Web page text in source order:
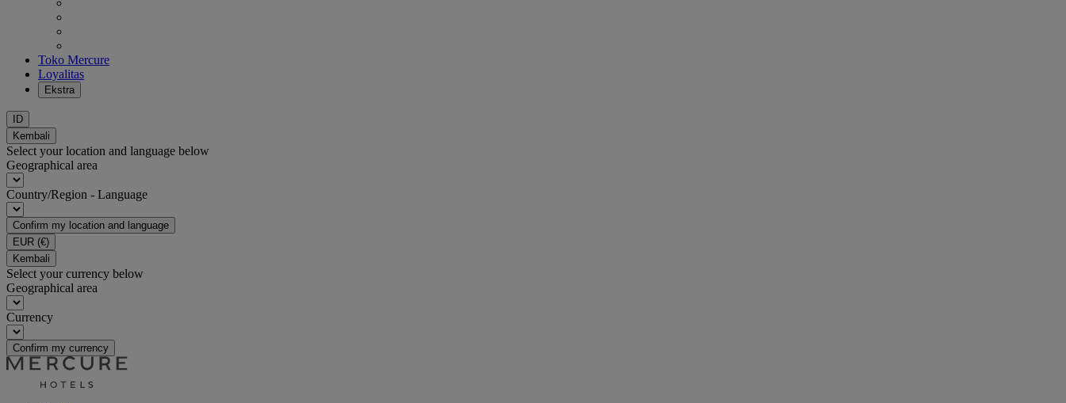
Toko Mercure
Loyalitas
Ekstra
ID
Kembali
Select your location and language below
Geographical area
Country/Region - Language
Confirm my location and language
EUR (€)
Kembali
Select your currency below
Geographical area
Currency
Confirm my currency